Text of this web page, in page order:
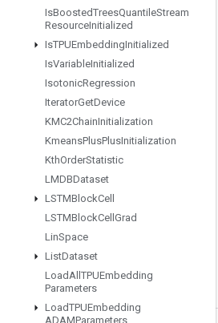
IsBoostedTreesQuantileStream
ResourceInitialized
IsTPUEmbeddingInitialized
IsVariableInitialized
IsotonicRegression
IteratorGetDevice
KMC2ChainInitialization
KmeansPlusPlusInitialization
KthOrderStatistic
LMDBDataset
LSTMBlockCell
LSTMBlockCell Grad
LinSpace
ListDataset
LoadAll TPUEmbedding
Parameters
LoadTPUEmbedding
ADAMParameters